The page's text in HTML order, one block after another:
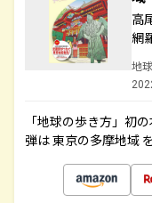
高
網
地
「地球の歩き方」初
弾は 東京の多摩地域